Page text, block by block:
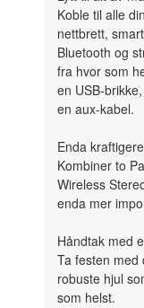
Koble til alle
nettbrett,
Bluetooth og
fra hvor som
en USB-
en aux-kabel.
Enda
Kombiner to
Wireless
enda mer
Håndtak med
Ta festen med
robuste hjul
som helst.